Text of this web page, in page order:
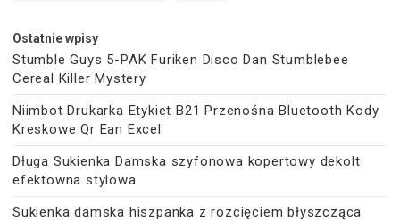
Ostatnie wpisy
Stumble Guys 5-PAK Furiken Disco Dan Stumblebee
Cereal Killer Mystery
Niimbot Drukarka Etykiet B21 Przenośna Bluetooth Kody
Kreskowe Qr Ean Excel
Długa Sukienka Damska szyfonowa kopertowy dekolt
efektowna stylowa
Sukienka damska hiszpanka z rozcięciem błyszcząca